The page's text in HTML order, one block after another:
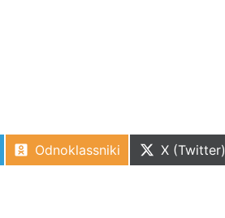
Odnoklassniki X (Twitter)